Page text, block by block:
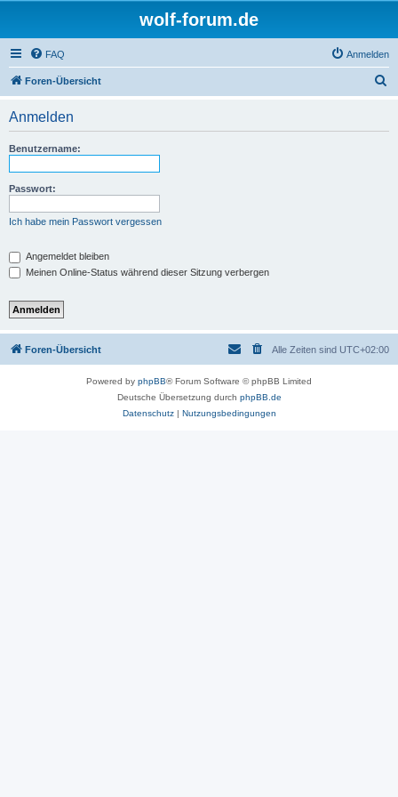
wolf-forum.de
FAQ Anmelden
Foren-Übersicht
Anmelden
Benutzername:
Passwort:
Ich habe mein Passwort vergessen
Angemeldet bleiben
Meinen Online-Status während dieser Sitzung verbergen
Foren-Übersicht Alle Zeiten sind UTC+02:00
Powered by phpBB® Forum Software © phpBB Limited
Deutsche Übersetzung durch phpBB.de
Datenschutz| Nutzungsbedingungen